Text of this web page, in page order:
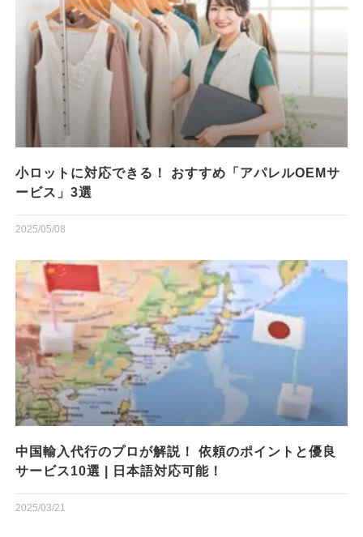
小ロットに対応できる！ おすすめ「アパレルOEMサ
ービス」3選
2025/05/08
中国輸入代行のプロが解説！ 依頼のポイントと優良
サービス10選 | 日本語対応可能！
2025/03/21